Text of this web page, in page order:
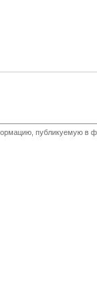
публикуемую